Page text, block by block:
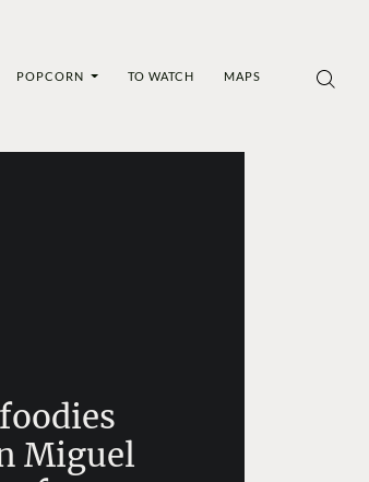
POPCORN TO WATCH MAPS
Miguel